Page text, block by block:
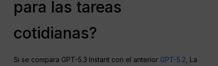
para las tareas
cotidianas?
Si se compara GPT-5.3 Instant con el anterior GPT-5.2 , La